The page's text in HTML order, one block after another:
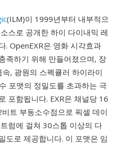
(ILM)이 1999년부터 내부적으
스로 공개한 하이 다이내믹 레
. OpenEXR은 영화 시각효과
족하기 위해 만들어졌으며, 장
, 광원의 스펙큘러 하이라이
포맷의 정밀도를 초과하는 극
포함됩니다. EXR은 채널당 16
트 부동소수점으로 픽셀 데이
럼에 걸쳐 30스톱 이상의 다
도로 제공합니다. 이 포맷은 임